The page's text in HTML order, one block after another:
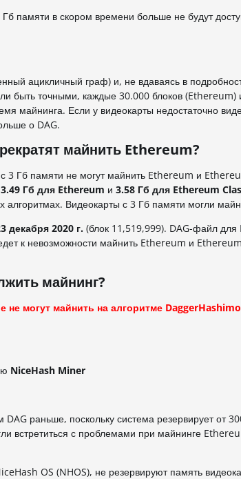
памяти в скором времени больше не будут
ацикличный граф) и, не вдаваясь в
быть точными, каждые 30.000 блоков
майнинга. Если у видеокарты недостаточно
о DAG.
майнить Ethereum?
с 3 Гб памяти не могут майнить Ethereum и
Гб для Ethereum и 3.58 Гб для Ethereum
алгоритмах. Видеокарты с 3 Гб памяти могли
декабря 2020 г. (блок 11,519,999). DAG-файл для
к невозможности майнить Ethereum и
майнинг?
могут майнить на алгоритме
NiceHash Miner
DAG раньше, поскольку система резервирует от
встретиться с проблемами при майнинге
OS (NHOS), не резервируют память